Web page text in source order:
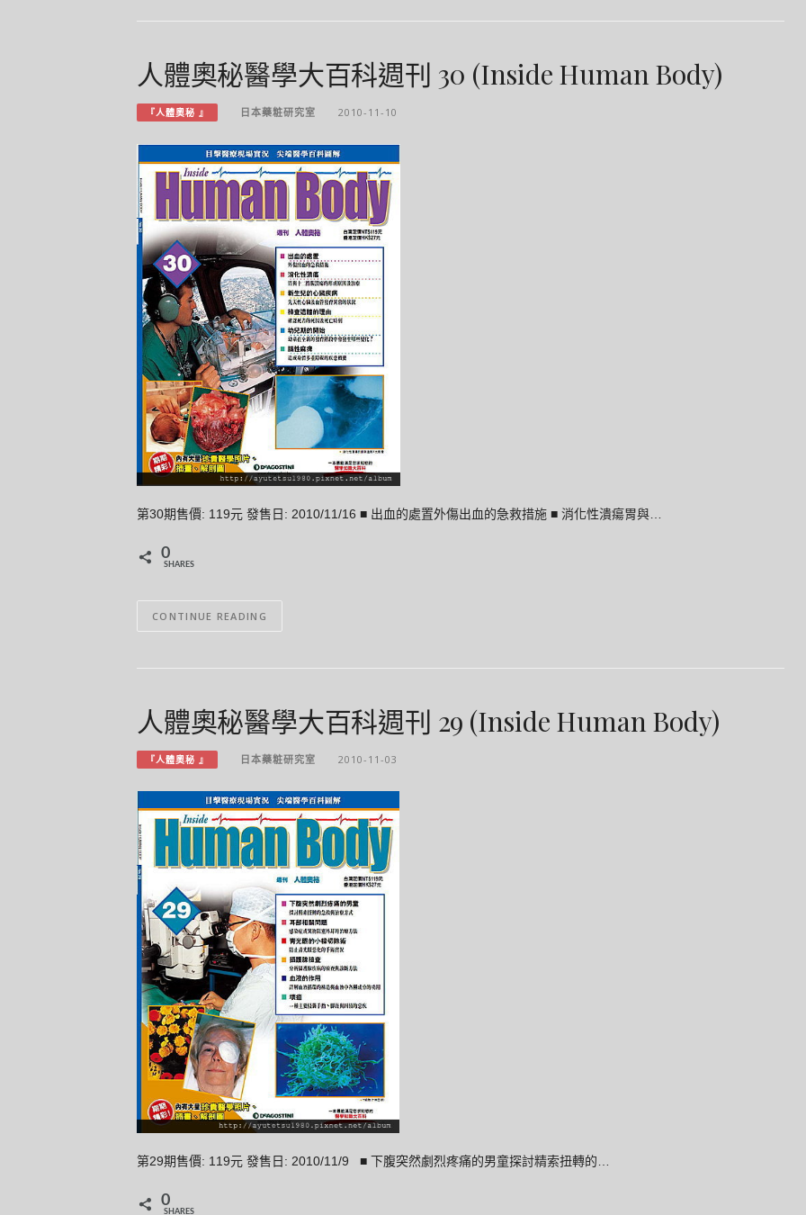
人體奧秘醫學大百科週刊 30 (Inside Human Body)
『人體奧秘 』 日本藥粧研究室 2010-11-10
第30期售價: 119元 發售日: 2010/11/16 ■ 出血的處置外傷出血的急救措施 ■ 消化性潰瘍胃與…
0
SHARES
CONTINUE READING
人體奧秘醫學大百科週刊 29 (Inside Human Body)
『人體奧秘 』 日本藥粧研究室 2010-11-03
第29期售價: 119元 發售日: 2010/11/9 ■ 下腹突然劇烈疼痛的男童探討精索扭轉的…
0
SHARES